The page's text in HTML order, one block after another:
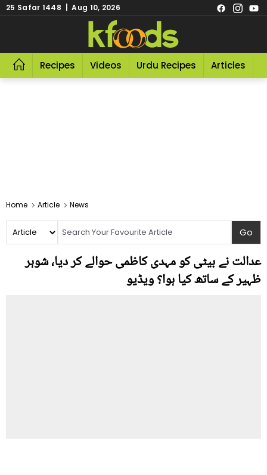
25 Safar 1448 | Aug 10, 2026
Recipes Videos Urdu Recipes Articles
Home Article News
عدالت نے بیٹی کو مہدی کاظمی حوالے کر دیا، شوہر
ظہیر کے ساتھ کیا ہوا؟ ویڈیو